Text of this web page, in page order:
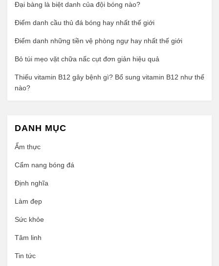
Đại bàng là biệt danh của đội bóng nào?
Điểm danh cầu thủ đá bóng hay nhất thế giới
Điểm danh những tiền vệ phòng ngự hay nhất thế giới
Bỏ túi mẹo vặt chữa nấc cụt đơn giản hiệu quả
Thiếu vitamin B12 gây bệnh gì? Bổ sung vitamin B12 như thế
nào?
DANH MỤC
Ẩm thực
Cẩm nang bóng đá
Định nghĩa
Làm đẹp
Sức khỏe
Tâm linh
Tin tức